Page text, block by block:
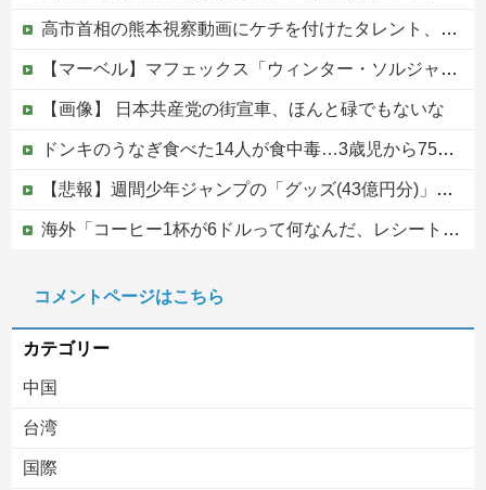
高市首相の熊本視察動画にケチを付けたタレント、「正体バレバレよな」と黒電話の呼び方であっさりと……他
【マーベル】マフェックス「ウィンター・ソルジャー」可動フィギュア【再販予約開始】
【画像】 日本共産党の街宣車、ほんと碌でもないな
ドンキのうなぎ食べた14人が食中毒…3歳児から75歳まで被害
【悲報】週間少年ジャンプの「グッズ(43億円分)」を注文し全てキャンセルした女逮捕ｗｗｗｗｗｗｗｗ
海外「コーヒー1杯が6ドルって何なんだ、レシートを二度見した」値上げで買うのをやめたもの…
【移民政策反対】イオンの売り場で唐揚げを食う中国人の子供
コメントページはこちら
カテゴリー
中国
台湾
国際